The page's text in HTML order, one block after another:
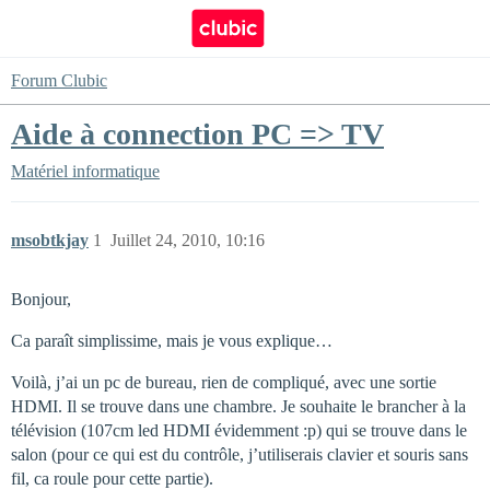
Forum Clubic
Aide à connection PC => TV
Matériel informatique
msobtkjay Juillet 24, 2010, 10:16
1
Bonjour,
Ca paraît simplissime, mais je vous explique…
Voilà, j’ai un pc de bureau, rien de compliqué, avec une sortie
HDMI. Il se trouve dans une chambre. Je souhaite le brancher à la
télévision (107cm led HDMI évidemment :p) qui se trouve dans le
salon (pour ce qui est du contrôle, j’utiliserais clavier et souris sans
fil, ca roule pour cette partie).